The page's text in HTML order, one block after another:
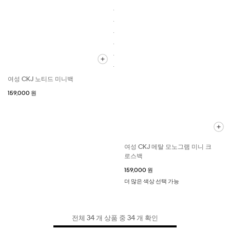
여성 CKJ 노티드 미니백
159,000 원
여성 CKJ 메탈 모노그램 미니 크
로스백
159,000 원
더 많은 색상 선택 가능
전체 34 개 상품 중 34 개 확인